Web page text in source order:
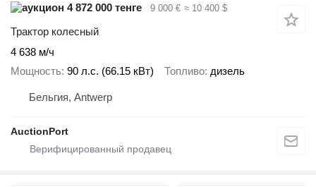
4 872 000 тенге
9 000 € ≈ 10 400 $
Трактор колесный
4 638 м/ч
Мощность 90 л.с. (66.15 кВт) Топливо дизель
Бельгия, Antwerp
AuctionPort